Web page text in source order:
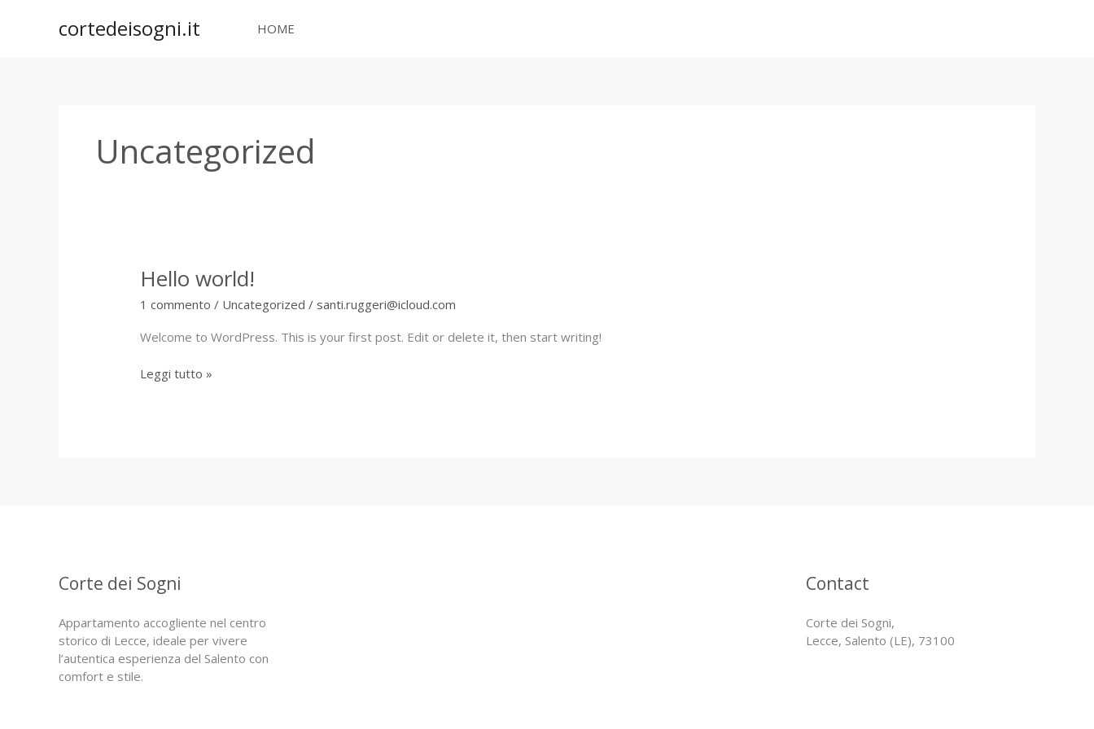
cortedeisogni.it HOME
Uncategorized
Hello world!
1 commento / Uncategorized / santi.ruggeri@icloud.com
Welcome to WordPress. This is your first post. Edit or delete it, then start writing!
Hello
Leggi tutto »
Corte dei Sogni
Appartamento accogliente nel centro
storico di Lecce, ideale per vivere
l’autentica esperienza del Salento con
comfort e stile.
Contact
Corte dei Sogni,
Lecce, Salento (LE), 73100